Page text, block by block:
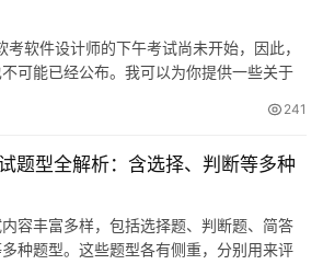
软件设计师的下午考试尚未开始，因此，
可能已经公布。我可以为你提供一些关于
241
题型全解析：含选择、判断等多种
容丰富多样，包括选择题、判断题、简答
种题型。这些题型各有侧重，分别用来评